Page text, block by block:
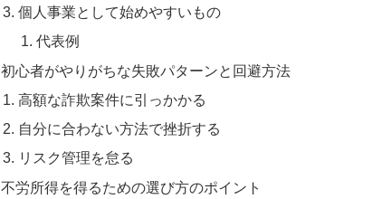
個人事業として始めやすいもの
代表例
初心者がやりがちな失敗パターンと回避方法
高額な詐欺案件に引っかかる
自分に合わない方法で挫折する
リスク管理を怠る
不労所得を得るための選び方のポイント